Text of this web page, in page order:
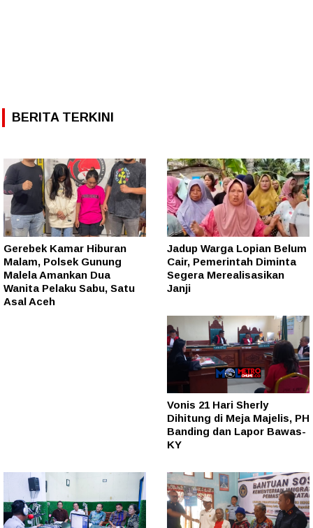
BERITA TERKINI
Gerebek Kamar Hiburan
Malam, Polsek Gunung
Malela Amankan Dua
Wanita Pelaku Sabu, Satu
Asal Aceh
Jadup Warga Lopian Belum
Cair, Pemerintah Diminta
Segera Merealisasikan
Janji
Vonis 21 Hari Sherly
Dihitung di Meja Majelis, PH
Banding dan Lapor Bawas-
KY